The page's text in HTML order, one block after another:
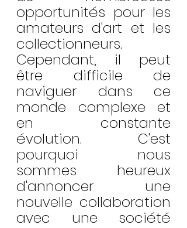
opportunités pour les
amateurs d'art et les
collectionneurs.
Cependant, il peut
être difficile de
naviguer dans ce
monde complexe et
en constante
évolution. C'est
pourquoi nous
sommes heureux
d'annoncer une
nouvelle collaboration
avec une société